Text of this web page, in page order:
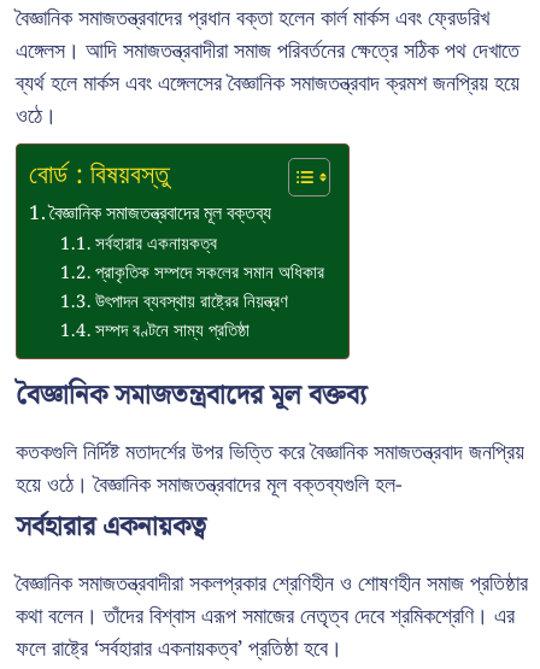
বৈজ্ঞানিক সমাজতন্ত্রবাদের প্রধান বক্তা হলেন কার্ল মার্কস এবং ফ্রেডরিখ
এঙ্গেলস। আদি সমাজতন্ত্রবাদীরা সমাজ পরিবর্তনের ক্ষেত্রে সঠিক পথ দেখাতে
ব্যর্থ হলে মার্কস এবং এঙ্গেলসের বৈজ্ঞানিক সমাজতন্ত্রবাদ ক্রমশ জনপ্রিয় হয়ে
ওঠে।
বোর্ড : বিষয়বস্তু
বৈজ্ঞানিক সমাজতন্ত্রবাদের মূল বক্তব্য
সর্বহারার একনায়কত্ব
প্রাকৃতিক সম্পদে সকলের সমান অধিকার
উৎপাদন ব্যবস্থায় রাষ্ট্রের নিয়ন্ত্রণ
সম্পদ বণ্টনে সাম্য প্রতিষ্ঠা
বৈজ্ঞানিক সমাজতন্ত্রবাদের মূল বক্তব্য
কতকগুলি নির্দিষ্ট মতাদর্শের উপর ভিত্তি করে বৈজ্ঞানিক সমাজতন্ত্রবাদ জনপ্রিয়
হয়ে ওঠে। বৈজ্ঞানিক সমাজতন্ত্রবাদের মূল বক্তব্যগুলি হল-
সর্বহারার একনায়কত্ব
বৈজ্ঞানিক সমাজতন্ত্রবাদীরা সকলপ্রকার শ্রেণিহীন ও শোষণহীন সমাজ প্রতিষ্ঠার
কথা বলেন। তাঁদের বিশ্বাস এরূপ সমাজের নেতৃত্ব দেবে শ্রমিকশ্রেণি। এর
ফলে রাষ্ট্রে ‘সর্বহারার একনায়কত্ব’ প্রতিষ্ঠা হবে।